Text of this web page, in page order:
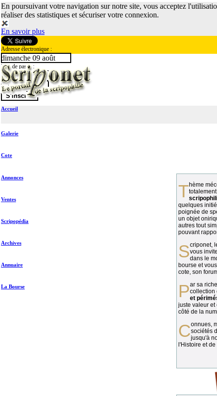
En poursuivant votre navigation sur notre site, vous acceptez
réaliser des statistiques et sécuriser votre connexion.
En savoir plus
Adresse électronique :
Mot de passe :
dimanche 09 août
Accueil
Galerie
Cote
Annonces
Ventes
Scripopédia
Archives
Annuaire
La Bourse
Thème méconnu des collectionneurs et
quelques
poignée de
un objet
autres tout
pouvant
vous
dans le
bourse et
cote, son
Par sa richesse et sa diversité, lacollection
et
juste valeur et
côté de la
Connues, méconnues, ou inconnues, lessociétés
jusqu'à
l'Histoire et